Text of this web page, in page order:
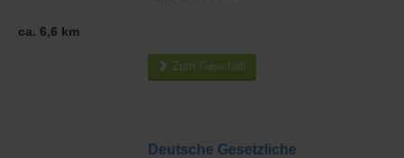
ca. 6,6 km
Zum Geschäft
Deutsche Gesetzliche